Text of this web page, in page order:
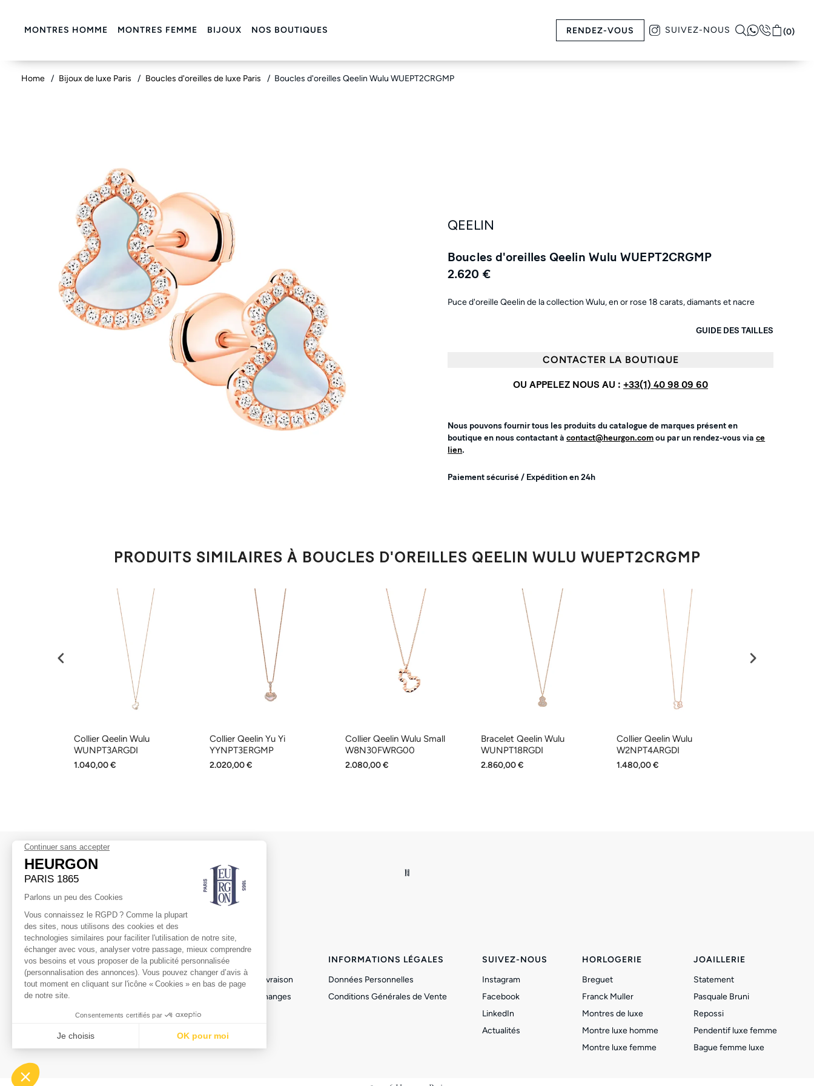
MONTRES HOMME MONTRES FEMME BIJOUX NOS BOUTIQUES RENDEZ-VOUS SUIVEZ-NOUS (0)
Home Bijoux de luxe Paris Boucles d'oreilles de luxe Paris Boucles d'oreilles Qeelin Wulu WUEPT2CRGMP
QEELIN
Boucles d'oreilles Qeelin Wulu WUEPT2CRGMP
2.620 €
Puce d'oreille Qeelin de la collection Wulu, en or rose 18 carats, diamants et nacre
GUIDE DES TAILLES
CONTACTER LA BOUTIQUE
OU APPELEZ NOUS AU : +33(1) 40 98 09 60
Nous pouvons fournir tous les produits du catalogue de marques présent en
boutique en nous contactant àcontact@heurgon.comou par un rendez-vous viace
lien.
Paiement sécurisé / Expédition en 24h
PRODUITS SIMILAIRES À BOUCLES D'OREILLES QEELIN WULU WUEPT2CRGMP
Collier Qeelin Wulu
WUNPT3ARGDI
1.040,00 €
Collier Qeelin Yu Yi
YYNPT3ERGMP
2.020,00 €
Collier Qeelin Wulu Small
W8N30FWRG00
2.080,00 €
Bracelet Qeelin Wulu
WUNPT18RGDI
2.860,00 €
Collier Qeelin Wulu
W2NPT4ARGDI
1.480,00 €
NEWSLETTER
Abonnez-vous
HEURGON
La Maison
AIDE
Transport & Livraison
Retours & Échanges
INFORMATIONS LÉGALES
Données Personnelles
Conditions Générales de Vente
SUIVEZ-NOUS
Instagram
Facebook
LinkedIn
Actualités
HORLOGERIE
Breguet
Franck Muller
Montres de luxe
Montre luxe homme
Montre luxe femme
JOAILLERIE
Statement
Pasquale Bruni
Repossi
Pendentif luxe femme
Bague femme luxe